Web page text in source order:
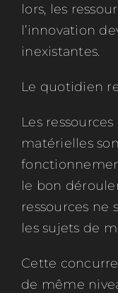
lors, les
l’innovation
inexistantes.
Le quotidien
Les
matérielles
le bon
ressources ne
les sujets de
Cette
de même